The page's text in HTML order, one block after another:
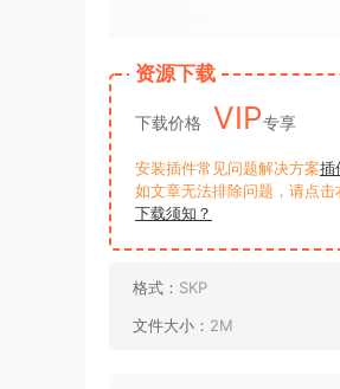
资源下载
下载价格 VIP专享
安装插件常见问题解决方案插
如文章无法排除问题，请点击
下载须知？
格式： SKP
文件大小： 2M